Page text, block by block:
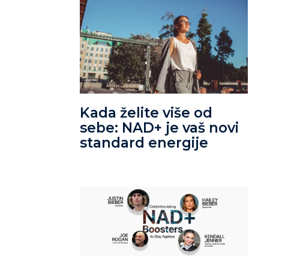
Kada želite više od
sebe: NAD+ je vaš novi
standard energije